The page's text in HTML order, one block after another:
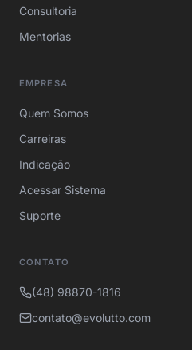
Consultoria
Mentorias
EMPRESA
Quem Somos
Carreiras
Indicação
Acessar Sistema
Suporte
CONTATO
(48) 98870-1816
contato@evolutto.com